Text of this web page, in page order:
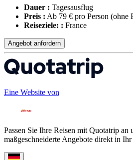
Dauer : Tagesausflug
Preis : Ab 79 € pro Person (ohne
Reiseziele: : France
Angebot anfordern
Eine Website von
Passen Sie Ihre Reisen mit Quotatrip an
maßgeschneiderte Angebote direkt in Ihr